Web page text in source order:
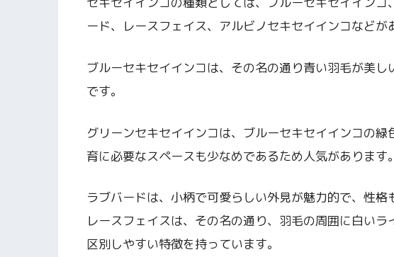
ード、レースフェイス、アルビノセキセイインコなどが
ブルーセキセイインコは、その名の通り青い羽毛が美
です。
グリーンセキセイインコは、ブルーセキセイインコの
育に必要なスペースも少なめであるため人気があります。
ラブバードは、小柄で可愛らしい外見が魅力的で、性格
レースフェイスは、その名の通り、羽毛の周囲に白い
区別しやすい特徴を持っています。